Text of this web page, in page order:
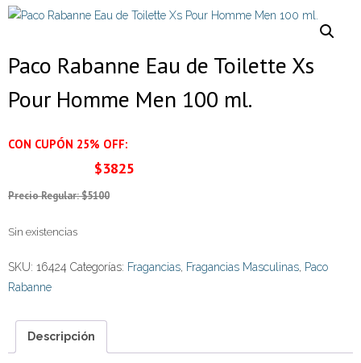
Paco Rabanne Eau de Toilette Xs
Pour Homme Men 100 ml.
CON CUPÓN 25% OFF:
$3825
Precio Regular: $5100
Sin existencias
SKU: 16424 Categorías: Fragancias, Fragancias Masculinas, Paco
Rabanne
Descripción